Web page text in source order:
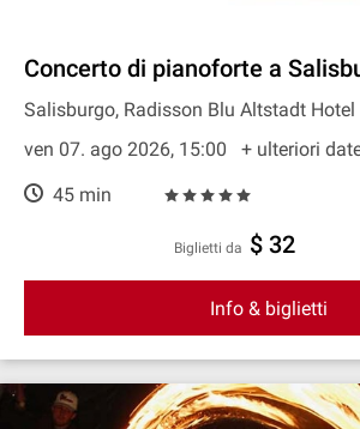
Concerto di pianoforte a
Salisburgo, Radisson Blu Altstadt Hotel
ven 07. ago 2026, 15:00
+ ulteriori
45 min
Biglietti da $ 32
Info & biglietti